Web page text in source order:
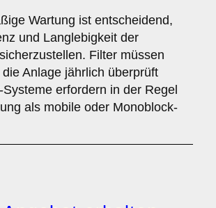
Wartung ist entscheidend,
und Langlebigkeit der
Filter müssen
Anlage jährlich überprüft
erfordern in der Regel
als mobile oder Monoblock-